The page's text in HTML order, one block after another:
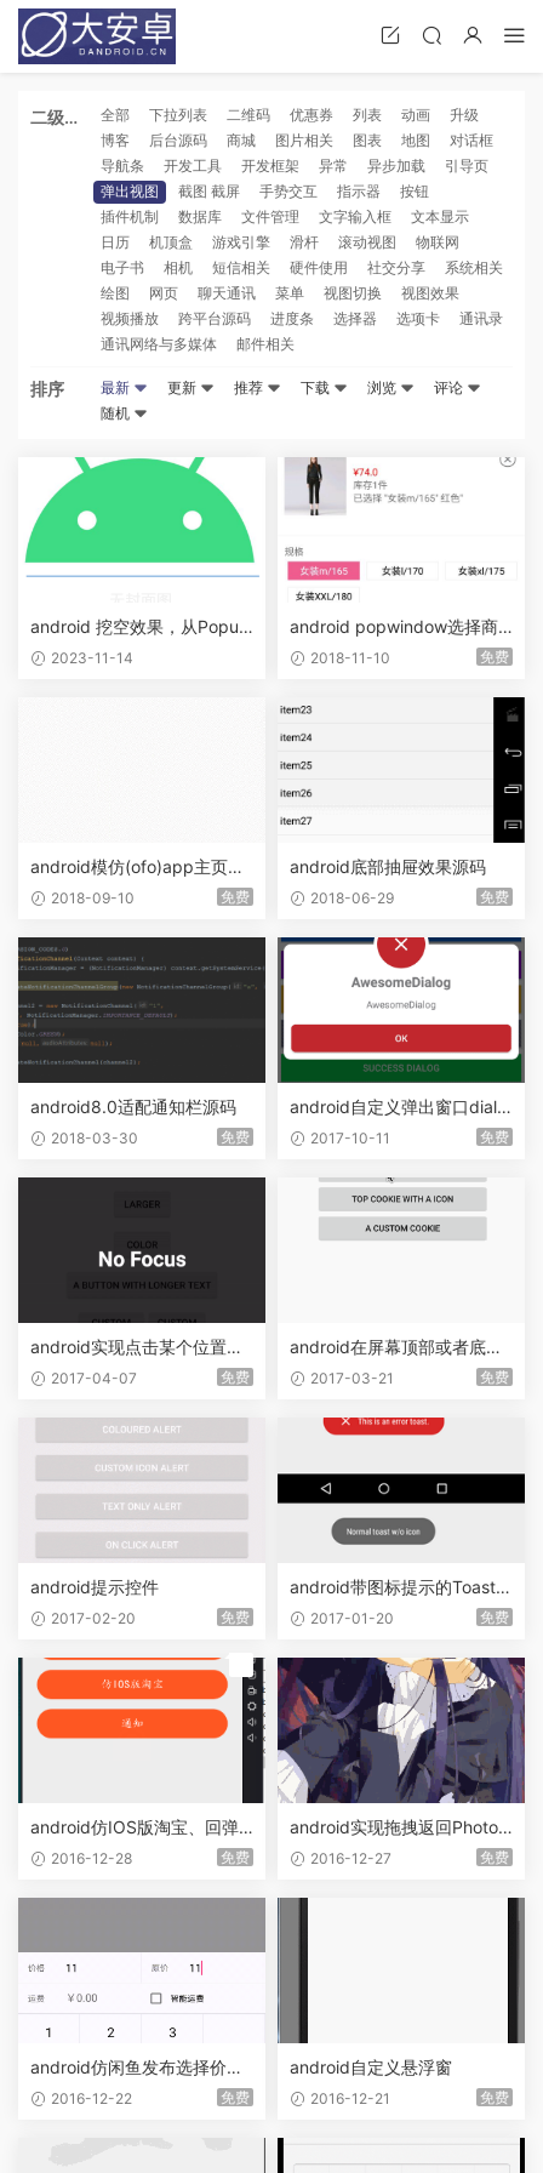
二级分
全部 下拉列表 二维码 优惠券 列表 动画
升级
博客
后台源码 商城 图片相关 图表 地图
对话框
导航条
开发工具 开发框架 异常 异步加载
引导页
弹出视图
截图 截屏 手势交互 指示器
按钮
插件机制
数据库 文件管理 文字输入框
文本显示
日历
机顶盒 游戏引擎 滑杆 滚动视图
物联网
电子书
相机 短信相关 硬件使用 社交分享
系统相关
绘图
网页 聊天通讯 菜单 视图切换
视图效果
视频播放
跨平台源码 进度条 选择器 选项卡
通讯录
通讯网络与多媒体
邮件相关
排序 最新 更新 推荐 下载 浏览
评论
随机
android 挖空效果，从Popup
Window中引导图挖空
2023-11-14
android popwindow选择商
品规格颜色尺寸效果源码
2018-11-10 免费
android模仿(ofo)app主页菜
单效果源码
2018-09-10 免费
android底部抽屉效果源码
2018-06-29 免费
android8.0适配通知栏源码
2018-03-30 免费
android自定义弹出窗口dialo
g源码2017-10-11 免费
android实现点击某个位置弹
出提示功能
2017-04-07 免费
android在屏幕顶部或者底部
显示提示代码
2017-03-21 免费
android提示控件
2017-02-20 免费
android带图标提示的Toast控
件 2017-01-20 免费
android仿IOS版淘宝、回弹D
ialog 效果
2016-12-28 免费
android实现拖拽返回PhotoVi
ew2016-12-27 免费
android仿闲鱼发布选择价格
数字键盘
2016-12-22 免费
android自定义悬浮窗
2016-12-21 免费